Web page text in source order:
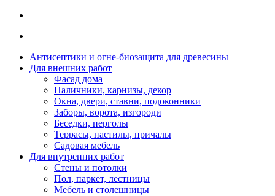
Антисептики и огне-биозащита для древесины
Для внешних работ
Фасад дома
Наличники, карнизы, декор
Окна, двери, ставни, подоконники
Заборы, ворота, изгороди
Беседки, перголы
Террасы, настилы, причалы
Садовая мебель
Для внутренних работ
Стены и потолки
Пол, паркет, лестницы
Мебель и столешницы